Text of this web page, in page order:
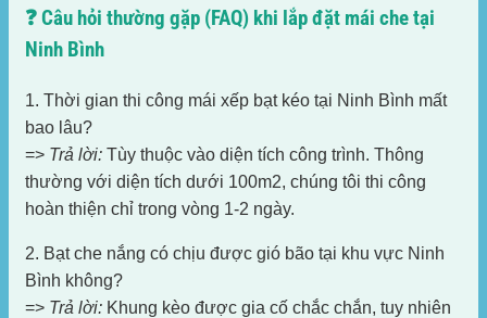
❓ Câu hỏi thường gặp (FAQ) khi lắp đặt mái che tại
Ninh Bình
1. Thời gian thi công mái xếp bạt kéo tại Ninh Bình mất
bao lâu?
=> Trả lời: Tùy thuộc vào diện tích công trình. Thông
thường với diện tích dưới 100m2, chúng tôi thi công
hoàn thiện chỉ trong vòng 1-2 ngày.
2. Bạt che nắng có chịu được gió bão tại khu vực Ninh
Bình không?
=> Trả lời: Khung kèo được gia cố chắc chắn, tuy nhiên